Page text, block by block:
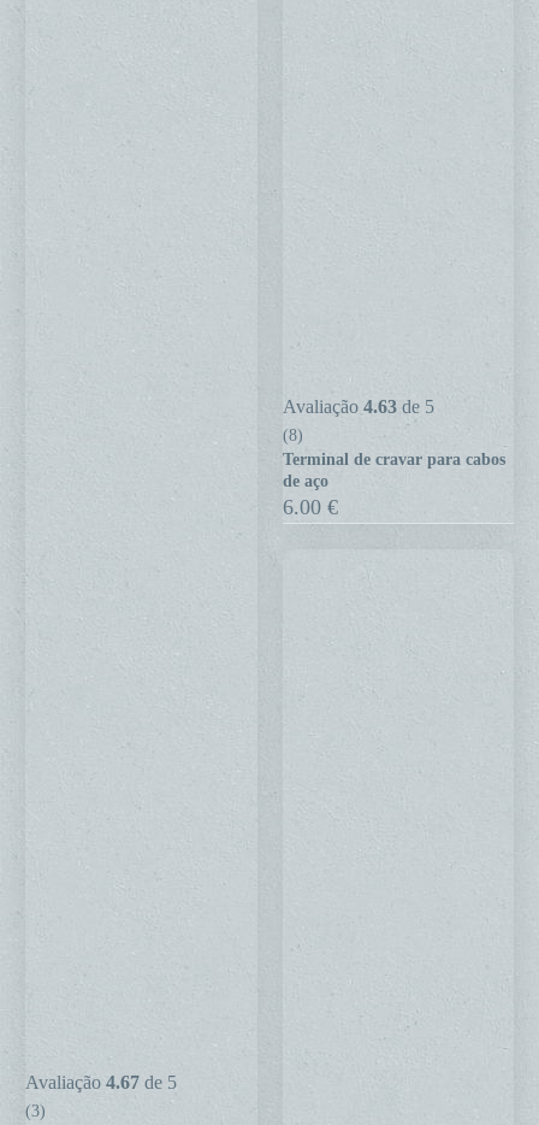
Terminal
de
Avaliação 4.67 de 5
(3)
Terminal
de
cravar
para
cabos
Avaliação 4.63de 5
(8)
Terminal de cravar para cabos
de aço
6.00 €